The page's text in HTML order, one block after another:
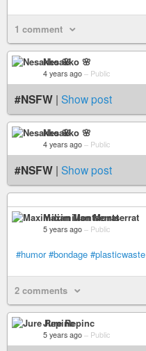
1 comment
Nesakko 🌸
4 years ago – Public
#NSFW | Show post
Nesakko 🌸
4 years ago – Public
#NSFW | Show post
Maximilian Montserrat
5 years ago – Public
#humor #bondage #plasticwaste
2 comments
Jure Repinc
5 years ago – Public